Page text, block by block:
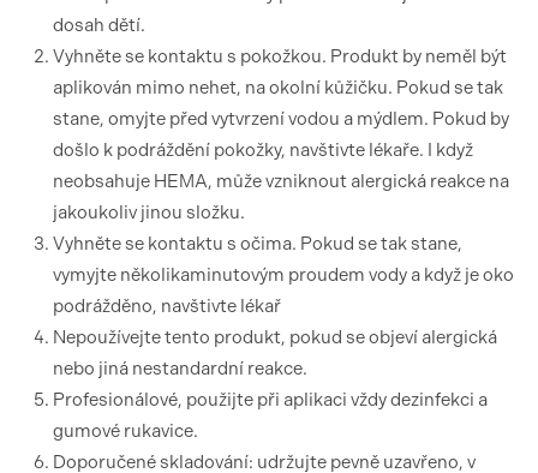
dosah dětí.
Vyhněte se kontaktu s pokožkou. Produkt by neměl být
aplikován mimo nehet, na okolní kůžičku. Pokud se tak
stane, omyjte před vytvrzení vodou a mýdlem. Pokud by
došlo k podráždění pokožky, navštivte lékaře. I když
neobsahuje HEMA, může vzniknout alergická reakce na
jakoukoliv jinou složku.
Vyhněte se kontaktu s očima. Pokud se tak stane,
vymyjte několikaminutovým proudem vody a když je oko
podrážděno, navštivte lékař
Nepoužívejte tento produkt, pokud se objeví alergická
nebo jiná nestandardní reakce.
Profesionálové, použijte při aplikaci vždy dezinfekci a
gumové rukavice.
Doporučené skladování: udržujte pevně uzavřeno, v